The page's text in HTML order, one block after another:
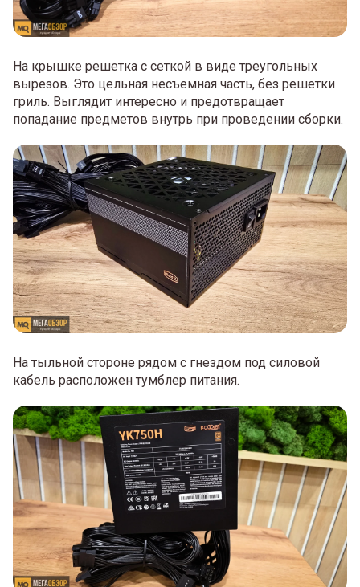
На крышке решетка с сеткой в виде треугольных
вырезов. Это цельная несъемная часть, без решетки
гриль. Выглядит интересно и предотвращает
попадание предметов внутрь при проведении сборки.
На тыльной стороне рядом с гнездом под силовой
кабель расположен тумблер питания.